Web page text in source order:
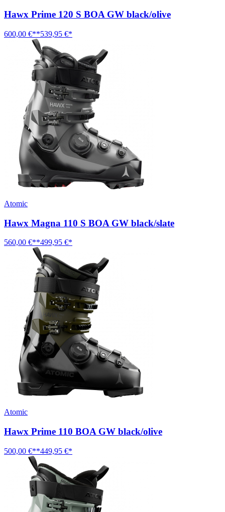
Hawx Prime 120 S BOA GW black/olive
600,00 €**539,95 €*
Atomic
Hawx Magna 110 S BOA GW black/slate
560,00 €**499,95 €*
Atomic
Hawx Prime 110 BOA GW black/olive
500,00 €**449,95 €*